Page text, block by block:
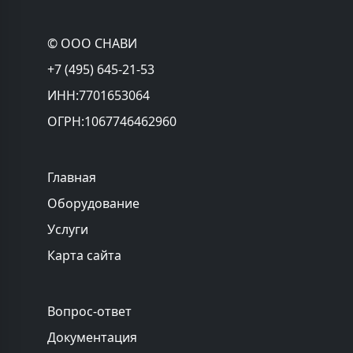
© ООО СНАВИ
+7 (495) 645-21-53
ИНН:7701653064
ОГРН:1067746462960
Главная
Оборудование
Услуги
Карта сайта
Вопрос-ответ
Документация